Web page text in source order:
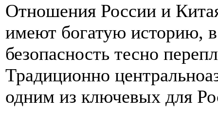
Отношения России и
имеют богатую историю,
безопасность тесно
Традиционно
одним из ключевых для